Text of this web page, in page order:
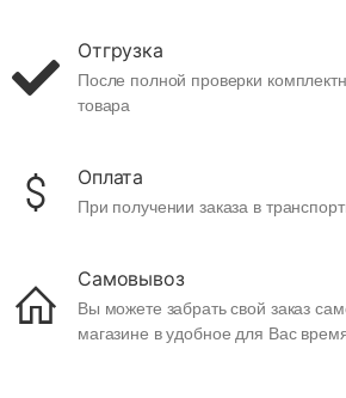
Отгрузка
После полной проверки
товара
Оплата
При получении заказа в
Самовывоз
Вы можете забрать свой заказ
магазине в удобное для Вас